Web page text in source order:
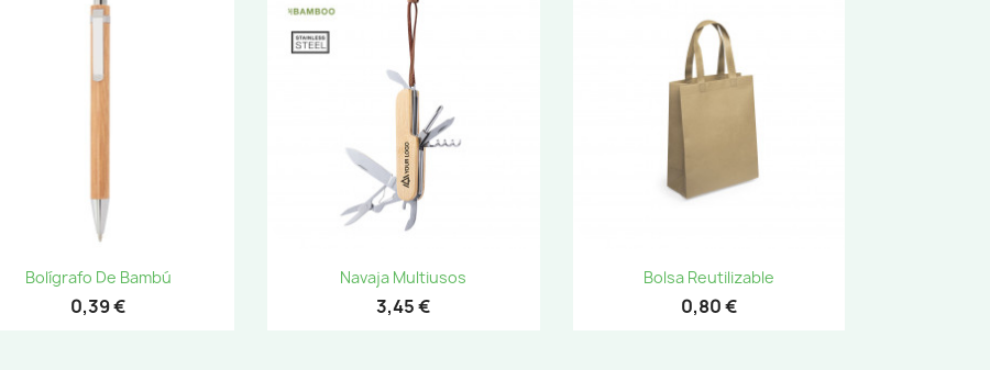
Bolígrafo De Bambú
0,39 €
Vista rápida Navaja Multiusos
3,45 €
Vista rápida Bolsa Reutilizable
0,80 €
Vista rápida